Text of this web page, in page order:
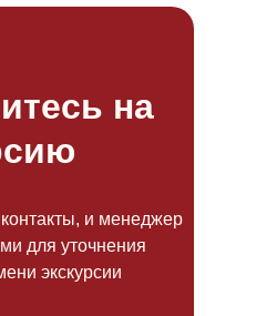
на
и менеджер
для уточнения
экскурсии